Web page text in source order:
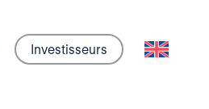
Investisseurs